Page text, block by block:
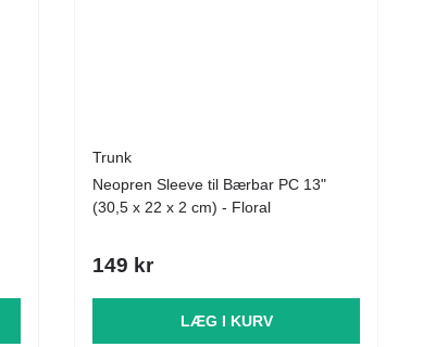
Trunk
Neopren Sleeve til Bærbar PC 13"
(30,5 x 22 x 2 cm) - Floral
149 kr
LÆG I KURV